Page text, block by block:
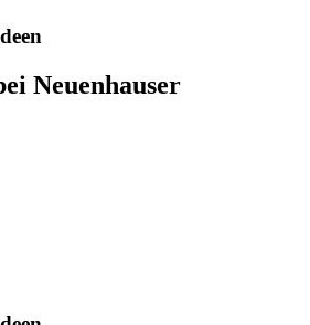
Neuenhauser